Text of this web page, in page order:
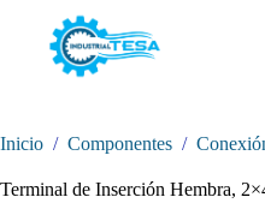
contenido
Inicio / Componentes /
Terminal de Inserción Hembra,